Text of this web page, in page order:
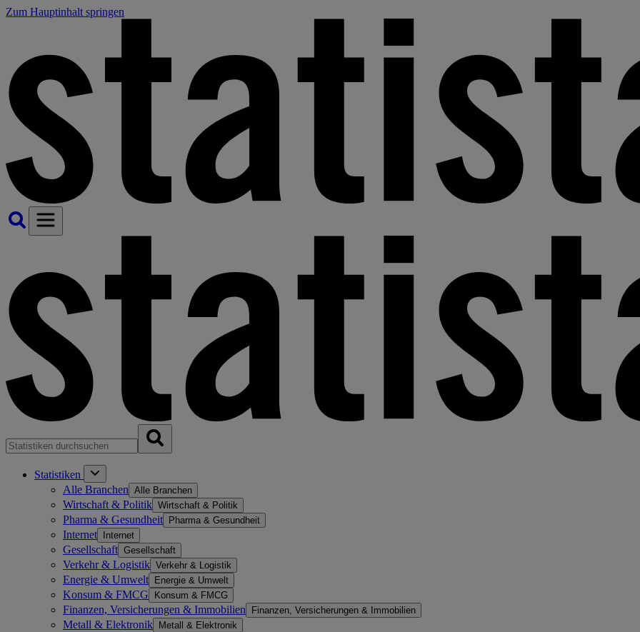
Zum Hauptinhalt springen
Statistiken
Alle Branchen Alle Branchen
Wirtschaft & Politik Wirtschaft & Politik
Pharma & Gesundheit Pharma & Gesundheit
Internet Internet
Gesellschaft Gesellschaft
Verkehr & Logistik Verkehr & Logistik
Energie & Umwelt Energie & Umwelt
Konsum & FMCG Konsum & FMCG
Finanzen, Versicherungen & Immobilien Finanzen, Versicherungen & Immobilien
Metall & Elektronik Metall & Elektronik